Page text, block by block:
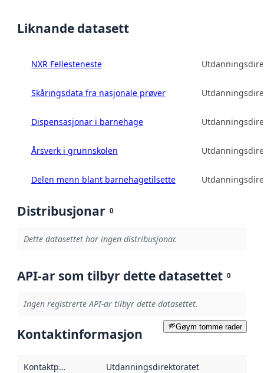
Liknande datasett
NXR Fellesteneste
Skåringsdata fra nasjonale prøver
Dispensasjonar i barnehage
Årsverk i grunnskolen
Delen menn blant barnehagetilsette
Distribusjonar 0
Dette datasettet har ingen distribusjonar.
API-ar som tilbyr dette datasettet 0
Ingen registrerte API-ar tilbyr dette datasettet.
Gøym tomme rader
Kontaktinformasjon
Kontaktpunkt Utdanningsdirektoratet